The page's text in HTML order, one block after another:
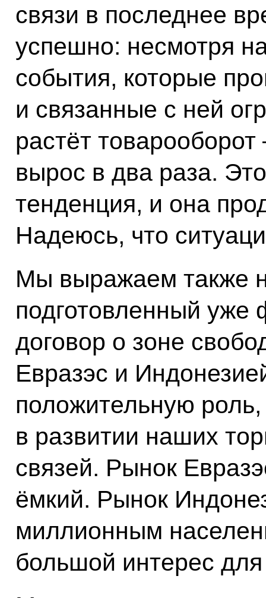
связи в последнее
успешно: несмотря
события, которые
и связанные с ней
растёт
вырос в два раза.
тенденция, и она
Надеюсь, что
Мы выражаем также
подготовленный уже
договор о зоне
Евразэс и
положительную
в развитии наших
связей. Рынок
ёмкий. Рынок
миллионным
большой интерес